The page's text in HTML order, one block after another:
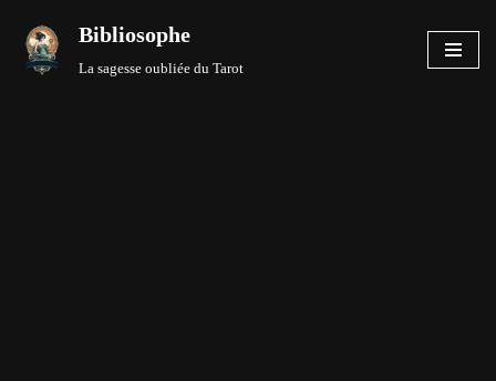
Aller
Bibliosophe
La sagesse oubliée du Tarot